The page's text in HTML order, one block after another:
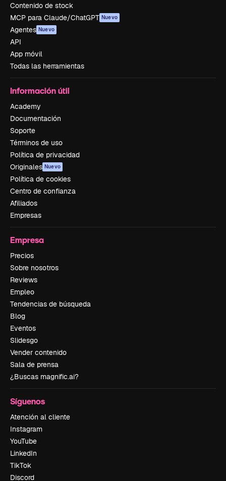
Contenido de stock
MCP para Claude/ChatGPT Nuevo
Agentes Nuevo
API
App móvil
Todas las herramientas
Información útil
Academy
Documentación
Soporte
Términos de uso
Política de privacidad
Originales Nuevo
Política de cookies
Centro de confianza
Afiliados
Empresas
Empresa
Precios
Sobre nosotros
Reviews
Empleo
Tendencias de búsqueda
Blog
Eventos
Slidesgo
Vender contenido
Sala de prensa
¿Buscas magnific.ai?
Síguenos
Atención al cliente
Instagram
YouTube
LinkedIn
TikTok
Discord